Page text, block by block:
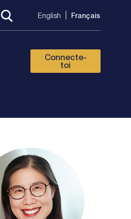
English Français
Connecte-
toi